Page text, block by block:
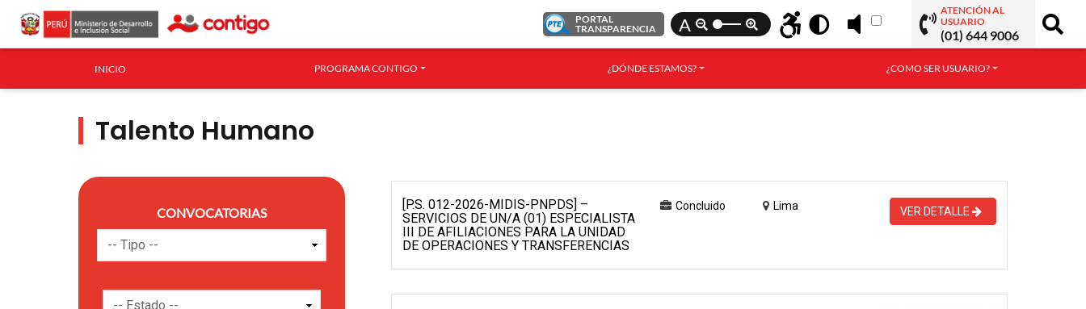
PORTAL
TRANSPARENCIA
A
ATENCIÓN AL
USUARIO
(01) 644 9006
INICIO PROGRAMA CONTIGO ¿DÓNDE ESTAMOS? ¿COMO SER USUARIO?
Talento Humano
CONVOCATORIAS
[P.S. 012-2026-MIDIS-PNPDS] –
SERVICIOS DE UN/A (01) ESPECIALISTA
III DE AFILIACIONES PARA LA UNIDAD
DE OPERACIONES Y TRANSFERENCIAS
Concluido Lima VER DETALLE